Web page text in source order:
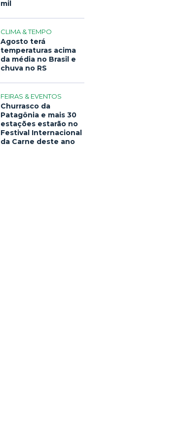
mil
CLIMA & TEMPO
Agosto terá
temperaturas acima
da média no Brasil e
chuva no RS
FEIRAS & EVENTOS
Churrasco da
Patagônia e mais 30
estações estarão no
Festival Internacional
da Carne deste ano